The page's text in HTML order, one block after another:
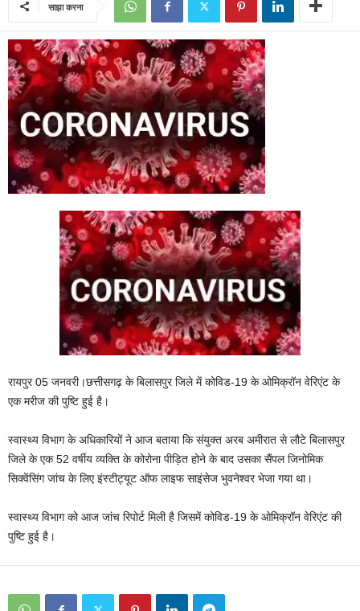
साझा करना
रायपुर 05 जनवरी।छत्तीसगढ़ के बिलासपुर जिले में कोविड-19 के ओमिक्रॉन वेरिएंट के
एक मरीज की पुष्टि हुई है।
स्वास्थ्य विभाग के अधिकारियों ने आज बताया कि संयुक्त अरब अमीरात से लौटे बिलासपुर
जिले के एक 52 वर्षीय व्यक्ति के कोरोना पीड़ित होने के बाद उसका सैंपल जिनोमिक
सिक्वेंसिंग जांच के लिए इंस्टीट्यूट ऑफ लाइफ साइंसेज भुवनेश्वर भेजा गया था।
स्वास्थ्य विभाग को आज जांच रिपोर्ट मिली है जिसमें कोविड-19 के ओमिक्रॉन वेरिएंट की
पुष्टि हुई है।